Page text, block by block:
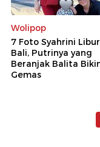
Wolipop
7 Foto Syahrini
Bali, Putrinya yang
Beranjak Balita
Gemas